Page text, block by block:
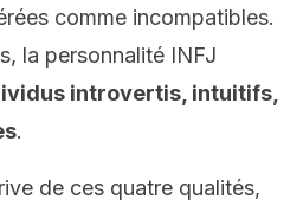
comme incompatibles.
la personnalité INFJ
introvertis, intuitifs,
.
de ces quatre qualités,